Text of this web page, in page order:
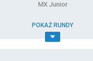
MX Junior
POKAŻ RUNDY